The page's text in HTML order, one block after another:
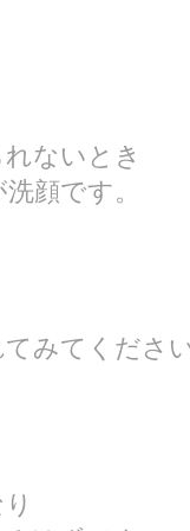
ないとき
顔です。
みてくださ